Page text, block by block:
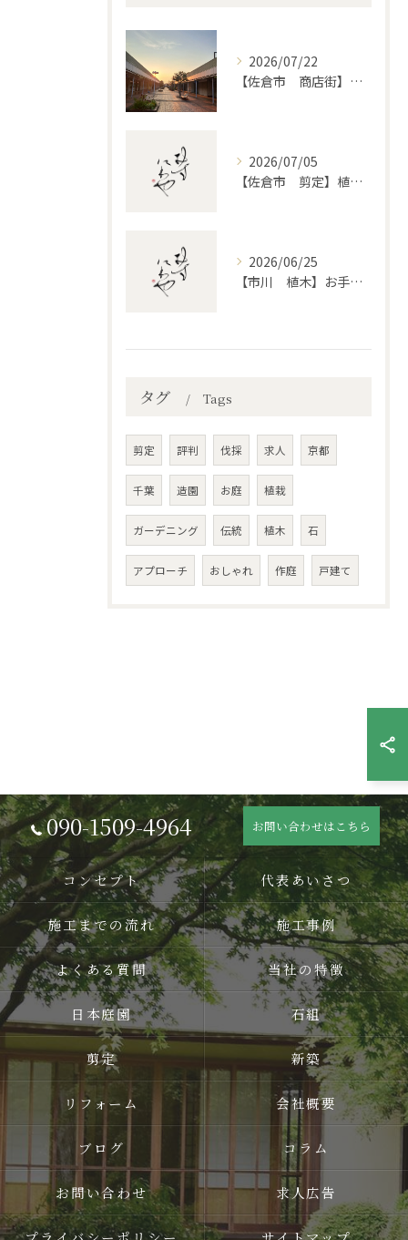
2026/07/22
【佐倉市 商店街】街路植木剪定
2026/07/05
【佐倉市 剪定】植木・庭木の剪定、プロに頼むとどう違うのか。
2026/06/25
【市川 植木】お手入れ【和モダンというお庭を考える】
タグ Tags
剪定 評判 伐採 求人 京都
千葉 造園 お庭 植栽
ガーデニング 伝統 植木 石
アプローチ おしゃれ 作庭 戸建て
090-1509-4964 お問い合わせはこちら
コンセプト 代表あいさつ
施工までの流れ 施工事例
よくある質問 当社の特徴
日本庭園 石組
剪定 新築
リフォーム 会社概要
ブログ コラム
お問い合わせ 求人広告